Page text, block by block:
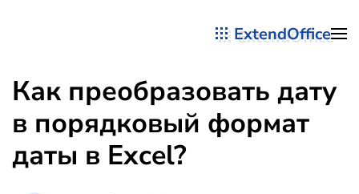
ExtendOffice
Как преобразовать дату
в порядковый формат
даты в Excel?